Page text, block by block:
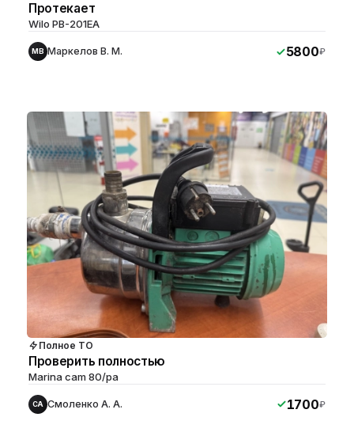
Протекает
Wilo PB-201EA
МВ Маркелов В. М. 5800₽
Полное ТО
Проверить полностью
Marina cam 80/pa
СА Смоленко А. А. 1700₽